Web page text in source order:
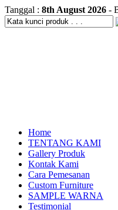
Tanggal : 8th August 2026 -
Home
TENTANG KAMI
Gallery Produk
Kontak Kami
Cara Pemesanan
Custom Furniture
SAMPLE WARNA
Testimonial